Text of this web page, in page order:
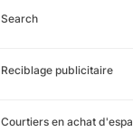
Search
Reciblage publicitaire
Courtiers en achat